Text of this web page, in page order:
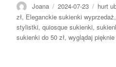
Autor
Joana Opublikowano
2024-07-23 hurt
zł, Eleganckie sukienki wyprzedaż,
stylistki,quiosque sukienki,
sukienki do 50 zł,wyglądaj